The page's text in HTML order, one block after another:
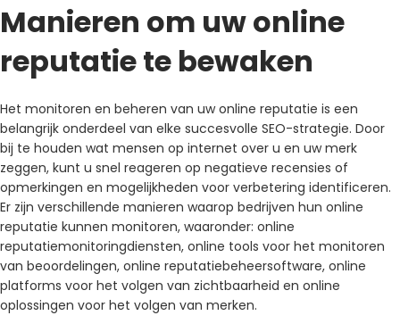
Manieren om uw online
reputatie te bewaken
Het monitoren en beheren van uw online reputatie is een
belangrijk onderdeel van elke succesvolle SEO-strategie. Door
bij te houden wat mensen op internet over u en uw merk
zeggen, kunt u snel reageren op negatieve recensies of
opmerkingen en mogelijkheden voor verbetering identificeren.
Er zijn verschillende manieren waarop bedrijven hun online
reputatie kunnen monitoren, waaronder: online
reputatiemonitoringdiensten, online tools voor het monitoren
van beoordelingen, online reputatiebeheersoftware, online
platforms voor het volgen van zichtbaarheid en online
oplossingen voor het volgen van merken.